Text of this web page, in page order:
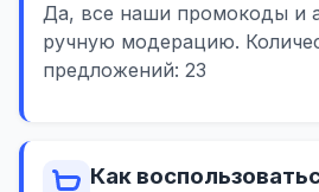
Да, все наши промокоды и
ручную модерацию.
предложений: 23
Как